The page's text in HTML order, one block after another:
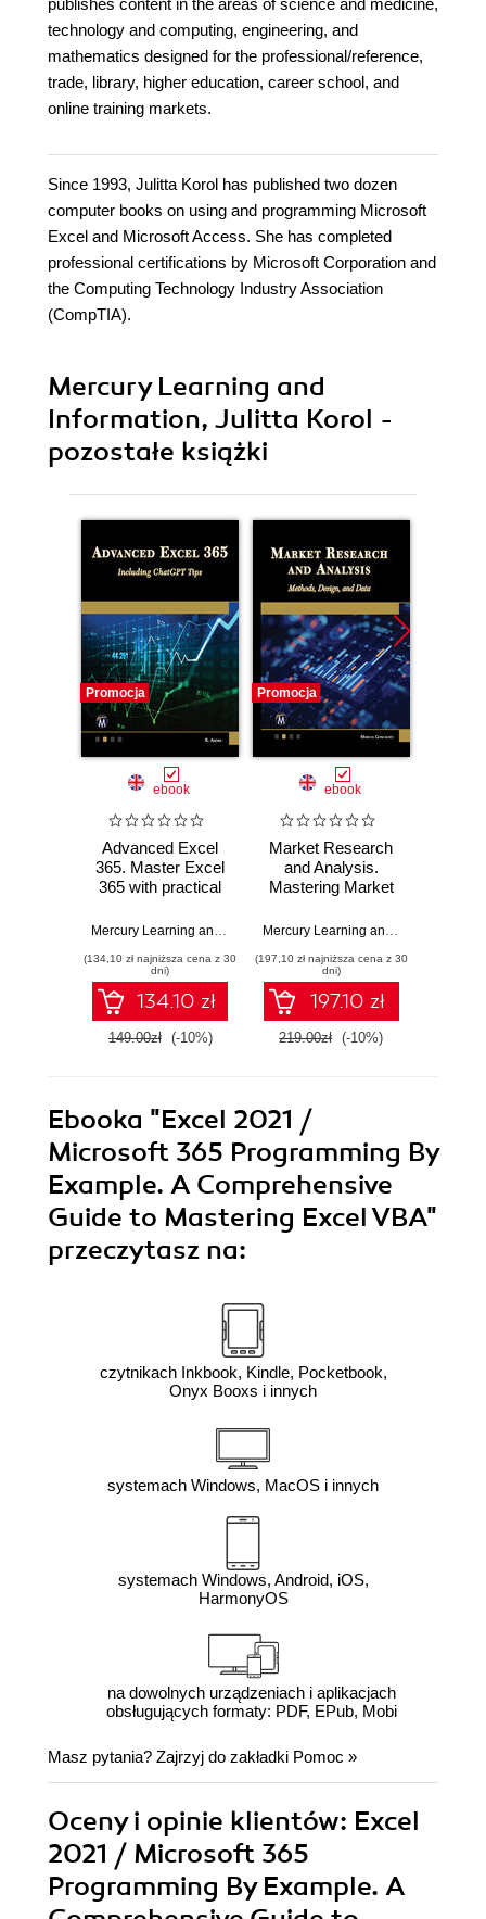
publishes content in the areas of science and medicine,
technology and computing, engineering, and
mathematics designed for the professional/reference,
trade, library, higher education, career school, and
online training markets.
Since 1993, Julitta Korol has published two dozen
computer books on using and programming Microsoft
Excel and Microsoft Access. She has completed
professional certifications by Microsoft Corporation and
the Computing Technology Industry Association
(CompTIA).
Mercury Learning and
Information, Julitta Korol -
pozostałe książki
Promocja
ebook
Advanced Excel
365. Master Excel
365 with practical
AI integrations
,Ritu Arora
(134,10 zł najniższa cena z 30
dni)
134.10 zł
149.00zł (-10%)
Promocja
ebook
Market Research
and Analysis.
Mastering Market
Advanced
and Data Analysis
(197,10 zł najniższa cena z 30
dni)
197.10 zł
219.00zł (-10%)
Ebooka "Excel 2021 /
Microsoft 365 Programming By
Example. A Comprehensive
Guide to Mastering Excel VBA"
przeczytasz na:
czytnikach Inkbook, Kindle, Pocketbook,
Onyx Booxs i innych
systemach Windows, MacOS i innych
systemach Windows, Android, iOS,
HarmonyOS
na dowolnych urządzeniach i aplikacjach
obsługujących formaty: PDF, EPub, Mobi
Masz pytania? Zajrzyj do zakładki Pomoc »
Oceny i opinie klientów: Excel
2021 / Microsoft 365
Programming By Example. A